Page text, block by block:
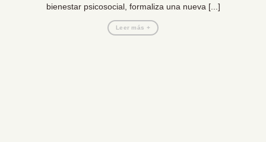
bienestar psicosocial, formaliza una nueva [...]
Leer más +